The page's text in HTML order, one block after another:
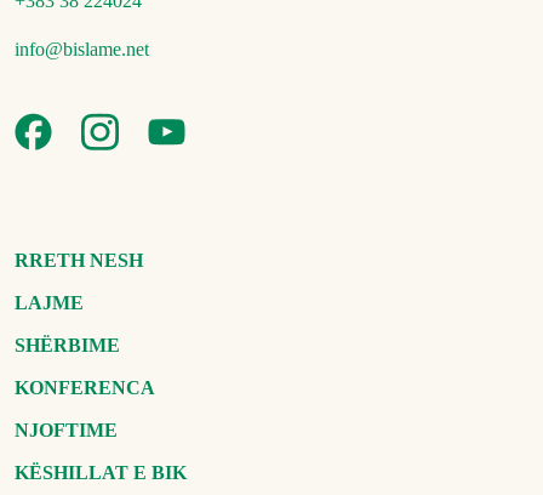
info@bislame.net
RRETH NESH
LAJME
SHËRBIME
KONFERENCA
NJOFTIME
KËSHILLAT E BIK